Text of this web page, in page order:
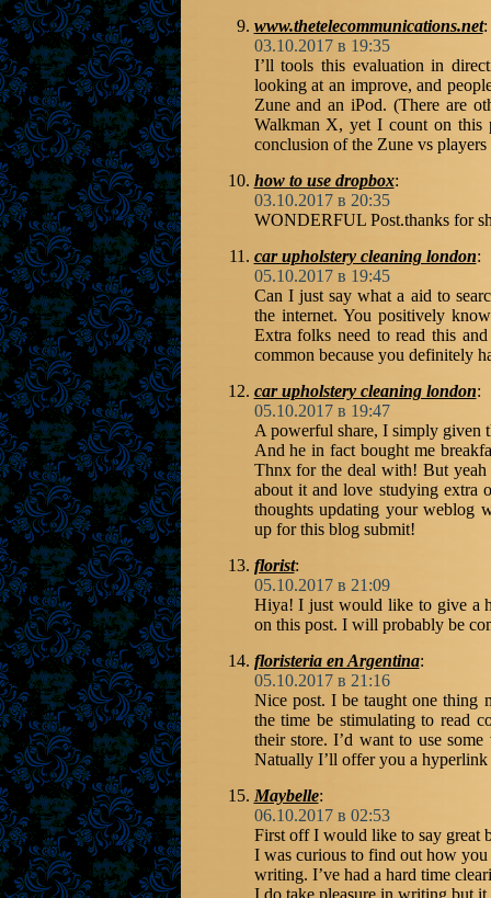
www.thetelecommunications.net:
03.10.2017 в 19:35
I’ll tools this evaluation in
looking at an improve, and
Zune and an iPod. (There are
Walkman X, yet I count on this
conclusion of the Zune vs
how to use dropbox:
03.10.2017 в 20:35
WONDERFUL Post.thanks for
car upholstery cleaning london:
05.10.2017 в 19:45
Can I just say what a aid to
the internet. You positively
Extra folks need to read this
common because you definitely
car upholstery cleaning london:
05.10.2017 в 19:47
A powerful share, I simply given
And he in fact bought me
Thnx for the deal with! But
about it and love studying extra
thoughts updating your weblog
up for this blog submit!
florist:
05.10.2017 в 21:09
Hiya! I just would like to give a
on this post. I will probably be
floristeria en Argentina:
05.10.2017 в 21:16
Nice post. I be taught one thing
the time be stimulating to read
their store. I’d want to use
Natually I’ll offer you a
Maybelle:
06.10.2017 в 02:53
First off I would like to say great
I was curious to find out how you
writing. I’ve had a hard time
I do take pleasure in writing but it